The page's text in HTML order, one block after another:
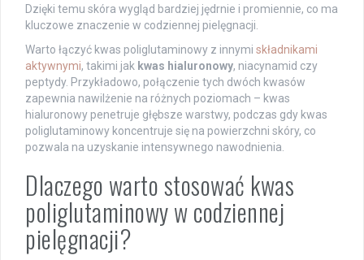
Dzięki temu skóra wygląd bardziej jędrnie i promiennie, co ma
kluczowe znaczenie w codziennej pielęgnacji.
Warto łączyć kwas poliglutaminowy z innymi składnikami
aktywnymi, takimi jak kwas hialuronowy, niacynamid czy
peptydy. Przykładowo, połączenie tych dwóch kwasów
zapewnia nawilżenie na różnych poziomach – kwas
hialuronowy penetruje głębsze warstwy, podczas gdy kwas
poliglutaminowy koncentruje się na powierzchni skóry, co
pozwala na uzyskanie intensywnego nawodnienia.
Dlaczego warto stosować kwas
poliglutaminowy w codziennej
pielęgnacji?